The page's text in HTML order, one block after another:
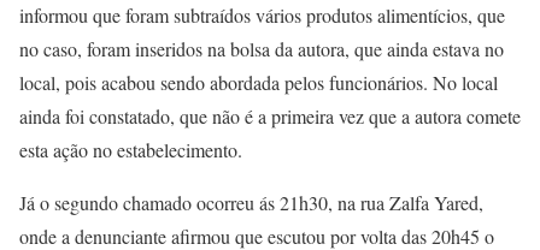
informou que foram subtraídos vários produtos alimentícios, que
no caso, foram inseridos na bolsa da autora, que ainda estava no
local, pois acabou sendo abordada pelos funcionários. No local
ainda foi constatado, que não é a primeira vez que a autora comete
esta ação no estabelecimento.
Já o segundo chamado ocorreu ás 21h30, na rua Zalfa Yared,
onde a denunciante afirmou que escutou por volta das 20h45 o